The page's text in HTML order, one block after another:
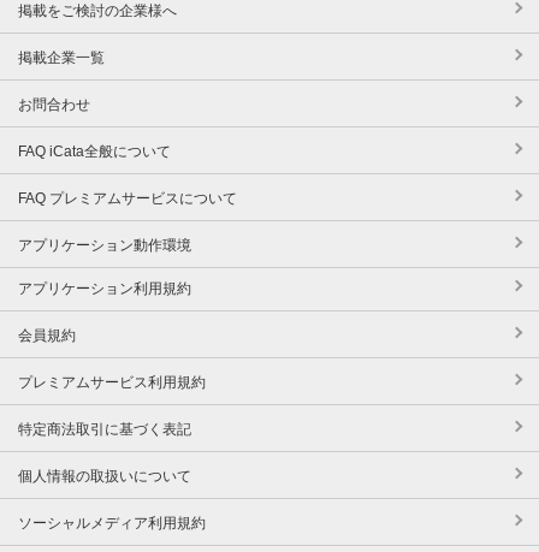
掲載をご検討の企業様へ
掲載企業一覧
お問合わせ
FAQ iCata全般について
FAQ プレミアムサービスについて
アプリケーション動作環境
アプリケーション利用規約
会員規約
プレミアムサービス利用規約
特定商法取引に基づく表記
個人情報の取扱いについて
ソーシャルメディア利用規約